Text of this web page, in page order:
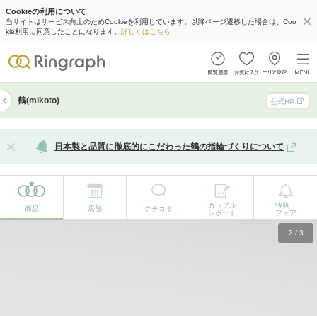
Cookieの利用について
当サイトはサービス向上のためCookieを利用しています。以降ページ遷移した場合は、Coo
kie利用に同意したことになります。 詳しくはこちら
鶴(mikoto) 公式HP
日本製と品質に徹底的にこだわった鶴の指輪づくりについて
商品 店舗 クチコミ
カップル
レポート
特典・
フェア
2 / 3